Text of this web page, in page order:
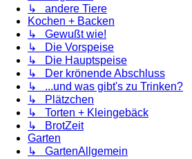
↳ andere Tiere
Kochen + Backen
↳ Gewußt wie!
↳ Die Vorspeise
↳ Die Hauptspeise
↳ Der krönende Abschluss
↳ ...und was gibt's zu Trinken?
↳ Plätzchen
↳ Torten + Kleingebäck
↳ BrotZeit
Garten
↳ GartenAllgemein